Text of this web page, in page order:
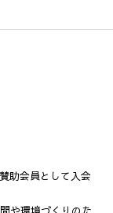
助会員として入会